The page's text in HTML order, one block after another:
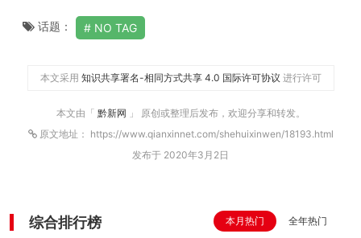
话题： NO TAG
本文采用 知识共享署名-相同方式共享 4.0 国际许可协议 进行许可
本文由「 黔新网 」 原创或整理后发布，欢迎分享和转发。
原文地址： https://www.qianxinnet.com/shehuixinwen/18193.html
发布于 2020年3月2日
综合排行榜 本月热门 全年热门